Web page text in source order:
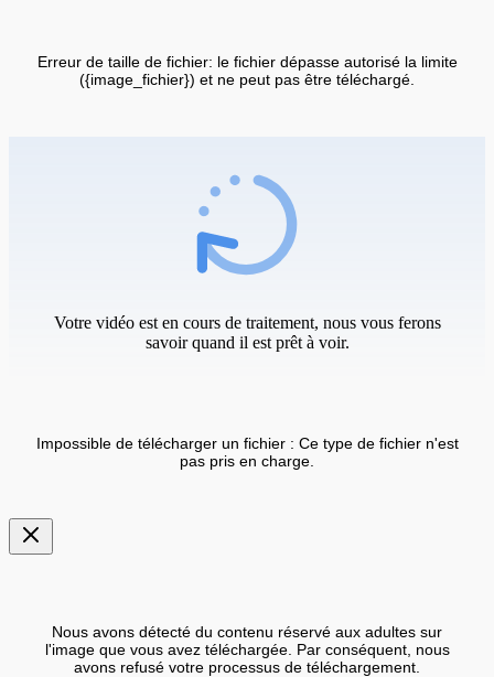
Erreur de taille de fichier: le fichier dépasse autorisé la limite
({image_fichier}) et ne peut pas être téléchargé.
Votre vidéo est en cours de traitement, nous vous ferons
savoir quand il est prêt à voir.
Impossible de télécharger un fichier : Ce type de fichier n'est
pas pris en charge.
Nous avons détecté du contenu réservé aux adultes sur
l'image que vous avez téléchargée. Par conséquent, nous
avons refusé votre processus de téléchargement.